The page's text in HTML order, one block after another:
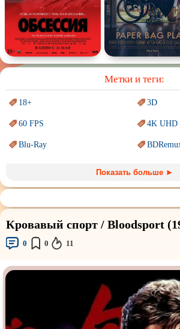
Спектакль Сказка Немое кино
Метки и теги:
18+ 3D
60 FPS 4K UHD
Blu-Ray
Sci-Fi (Научнаяфантастика) Trash
Авангард иСюрреализм Ангелы
Аниме
Врачи
Индийское кино
Комикс
Маги и Волшебники
Показать больше ►
Кровавый спорт / Bloodsport
0 0 11